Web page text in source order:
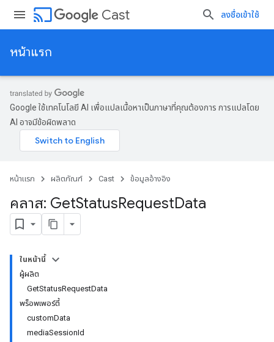
cast Cast ลงชื่อเข้าใช้
หน้าแรก
Google ใช้เทคโนโลยี AI เพื่อแปลเนื้อหาเป็นภาษาที่คุณต้องการ การแปลโดย
AI อาจมีข้อผิดพลาด
หน้าแรก ผลิตภัณฑ์ Cast ข้อมูลอ้างอิง
คลาส: GetStatusRequestData
ในหน้านี้
ผู้ผลิต
GetStatusRequestData
พร็อพเพอร์ตี้
customData
mediaSessionId